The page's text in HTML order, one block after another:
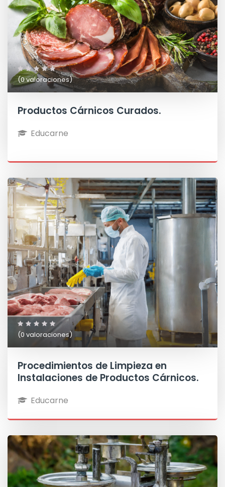
(0 valoraciones)
Productos Cárnicos Curados.
Educarne
(0 valoraciones)
Procedimientos de Limpieza en
Instalaciones de Productos Cárnicos.
Educarne